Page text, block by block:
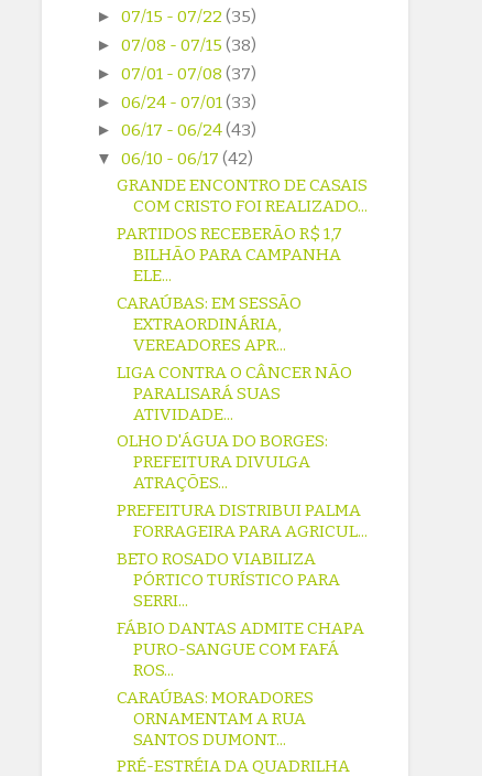
► 07/15 - 07/22 (35)
► 07/08 - 07/15 (38)
► 07/01 - 07/08 (37)
► 06/24 - 07/01(33)
► 06/17 - 06/24(43)
▼ 06/10 - 06/17 (42)
GRANDE ENCONTRO DE CASAIS
COM CRISTO FOI REALIZADO...
PARTIDOS RECEBERÃO R$ 1,7
BILHÃO PARA CAMPANHA
ELE...
CARAÚBAS: EM SESSÃO
EXTRAORDINÁRIA,
VEREADORES APR...
LIGA CONTRA O CÂNCER NÃO
PARALISARÁ SUAS
ATIVIDADE...
OLHO D'ÁGUA DO BORGES:
PREFEITURA DIVULGA
ATRAÇÕES...
PREFEITURA DISTRIBUI PALMA
FORRAGEIRA PARA AGRICUL...
BETO ROSADO VIABILIZA
PÓRTICO TURÍSTICO PARA
SERRI...
FÁBIO DANTAS ADMITE CHAPA
PURO-SANGUE COM FAFÁ
ROS...
CARAÚBAS: MORADORES
ORNAMENTAM A RUA
SANTOS DUMONT...
PRÉ-ESTRÉIA DA QUADRILHA